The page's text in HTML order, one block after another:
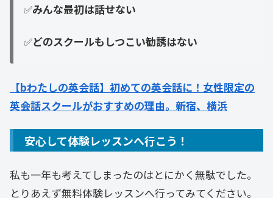
✅みんな最初は話せない
✅どのスクールもしつこい勧誘はない
【bわたしの英会話】初めての英会話に！女性限定の
英会話スクールがおすすめの理由。新宿、横浜
安心して体験レッスンへ行こう！
私も一年も考えてしまったのはとにかく無駄でした。
とりあえず無料体験レッスンへ行ってみてください。